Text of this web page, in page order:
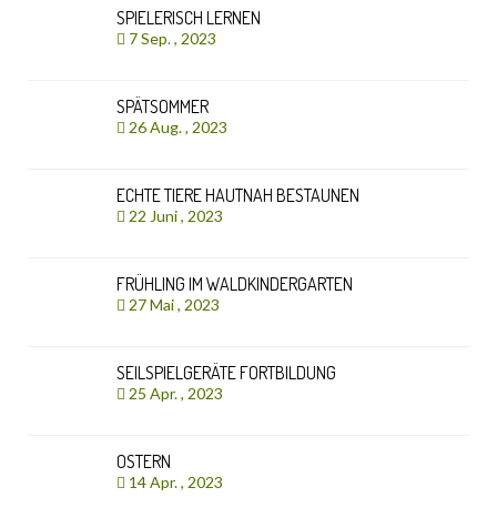
SPIELERISCH LERNEN
7 Sep. , 2023
SPÄTSOMMER
26 Aug. , 2023
ECHTE TIERE HAUTNAH BESTAUNEN
22 Juni , 2023
FRÜHLING IM WALDKINDERGARTEN
27 Mai , 2023
SEILSPIELGERÄTE FORTBILDUNG
25 Apr. , 2023
OSTERN
14 Apr. , 2023